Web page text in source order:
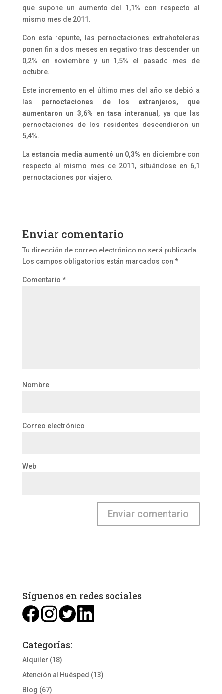
que supone un aumento del 1,1% con respecto al
mismo mes de 2011.
Con esta repunte, las pernoctaciones extrahoteleras
ponen fin a dos meses en negativo tras descender un
0,2% en noviembre y un 1,5% el pasado mes de
octubre.
Este incremento en el último mes del año se debió a
las pernoctaciones de los extranjeros, que
aumentaron un 3,6% en tasa interanual , ya que las
pernoctaciones de los residentes descendieron un
5,4%.
La estancia media aumentó un 0,3% en diciembre con
respecto al mismo mes de 2011, situándose en 6,1
pernoctaciones por viajero.
Enviar comentario
Tu dirección de correo electrónico no será publicada.
Los campos obligatorios están marcados con *
Comentario *
Nombre
Correo electrónico
Web
Síguenos en redes sociales
Categorías:
Alquiler (18)
Atención al Huésped (13)
Blog (67)